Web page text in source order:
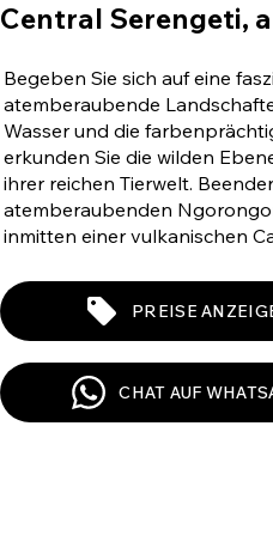
Central Serengeti,
Begeben Sie sich auf eine
atemberaubende
Wasser und die
erkunden Sie die wilden
ihrer reichen Tierwelt.
atemberaubenden
inmitten einer vulkanischen
PREISE
CHAT AUF